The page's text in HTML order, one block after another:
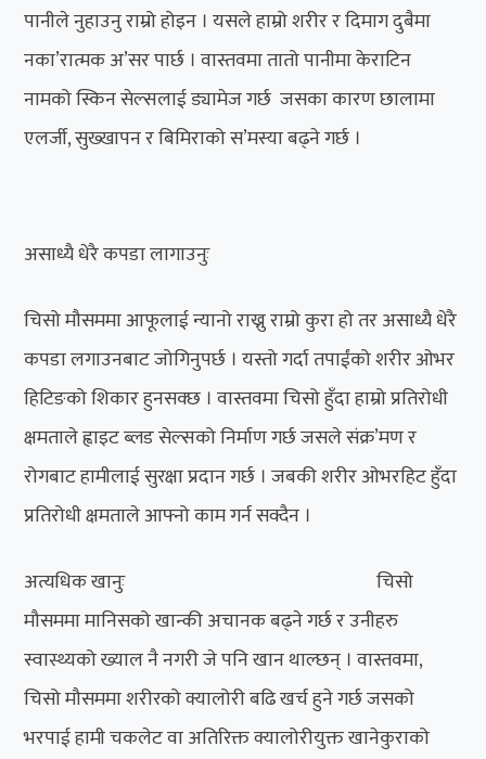
पानीले नुहाउनु राम्रो होइन । यसले हाम्रो शरीर र दिमाग दुबैमा
नका’रात्मक अ’सर पार्छ । वास्तवमा तातो पानीमा केराटिन
नामको स्किन सेल्सलाई ड्यामेज गर्छ जसका कारण छालामा
एलर्जी, सुख्खापन र बिमिराको स’मस्या बढ्ने गर्छ ।
असाध्यै धेरै कपडा लागाउनुः
चिसो मौसममा आफूलाई न्यानो राख्नु राम्रो कुरा हो तर असाध्यै धेरै
कपडा लगाउनबाट जोगिनुपर्छ । यस्तो गर्दा तपाईंको शरीर ओभर
हिटिङको शिकार हुनसक्छ । वास्तवमा चिसो हुँदा हाम्रो प्रतिरोधी
क्षमताले ह्वाइट ब्लड सेल्सको निर्माण गर्छ जसले संक्र’मण र
रोगबाट हामीलाई सुरक्षा प्रदान गर्छ । जबकी शरीर ओभरहिट हुँदा
प्रतिरोधी क्षमताले आफ्नो काम गर्न सक्दैन ।
अत्यधिक खानुः चिसो
मौसममा मानिसको खान्की अचानक बढ्ने गर्छ र उनीहरु
स्वास्थ्यको ख्याल नै नगरी जे पनि खान थाल्छन् । वास्तवमा,
चिसो मौसममा शरीरको क्यालोरी बढि खर्च हुने गर्छ जसको
भरपाई हामी चकलेट वा अतिरिक्त क्यालोरीयुक्त खानेकुराको